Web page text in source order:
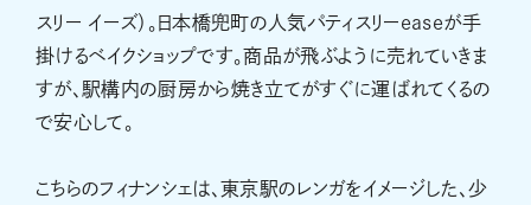
スリー イーズ）。日本橋兜町の人気パティスリーeaseが手
掛けるベイクショップです。商品が飛ぶように売れていきま
すが、駅構内の厨房から焼き立てがすぐに運ばれてくるの
で安心して。
こちらのフィナンシェは、東京駅のレンガをイメージした、少